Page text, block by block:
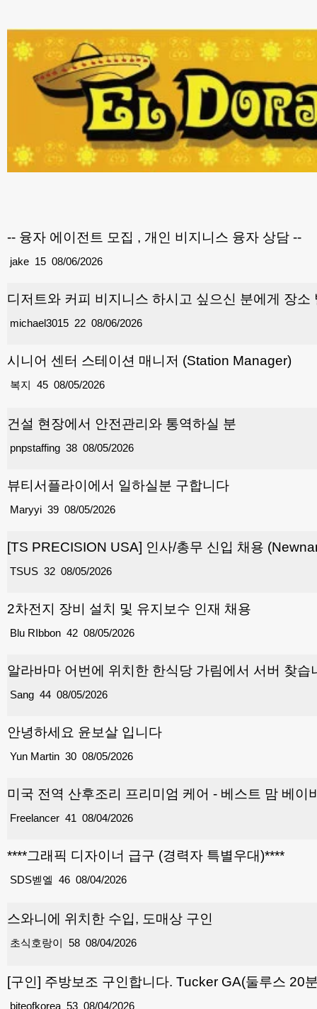
-- 융자 에이전트 모집 , 개인 비지니스 융자 상담 --
15
jake 08/06/2026
디저트와 커피 비지니스 하시고 싶으신 분에게 장소
22
michael3015 08/06/2026
시니어 센터 스테이션 매니저 (Station Manager)
45
복지 08/05/2026
건설 현장에서 안전관리와 통역하실 분
38
pnpstaffing 08/05/2026
뷰티서플라이에서 일하실분 구합니다
39
Maryyi 08/05/2026
[TS PRECISION USA] 인사/총무 신입 채용
32
TSUS 08/05/2026
2차전지 장비 설치 및 유지보수 인재 채용
42
Blu RIbbon 08/05/2026
알라바마 어번에 위치한 한식당 가림에서 서버 찾습
44
Sang 08/05/2026
안녕하세요 윤보살 입니다
30
Yun Martin 08/05/2026
미국 전역 산후조리 프리미엄 케어 - 베스트 맘 베이
41
Freelancer 08/04/2026
****그래픽 디자이너 급구 (경력자 특별우대)****
46
SDS벧엘 08/04/2026
스와니에 위치한 수입, 도매상 구인
58
초식호랑이 08/04/2026
[구인] 주방보조 구인합니다. Tucker GA(둘루스 20
53
biteofkorea 08/04/2026